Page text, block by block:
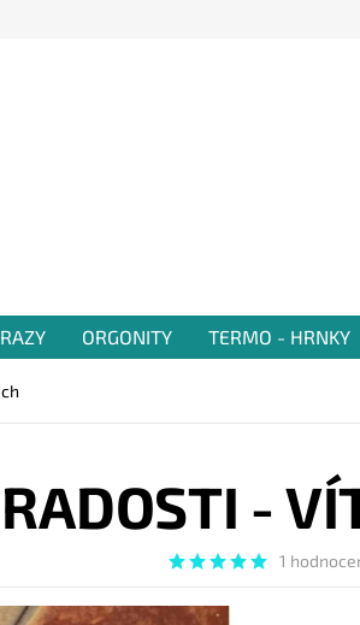
ORGONITY TERMO - HRNKY
-
1